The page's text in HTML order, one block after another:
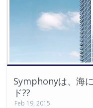
Symphonyは、海
ド??
Feb 19, 2015